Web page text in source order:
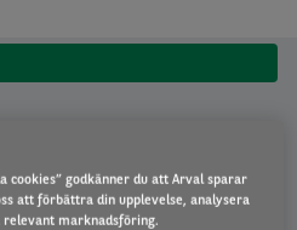
cookies” godkänner du att Arval sparar
att förbättra din upplevelse, analysera
relevant marknadsföring.